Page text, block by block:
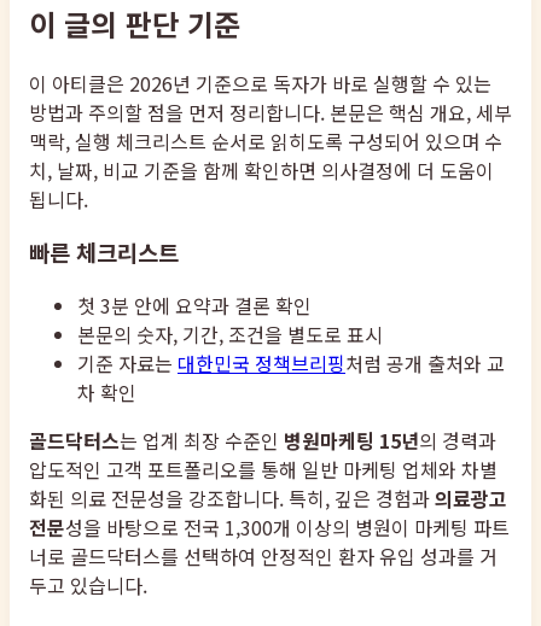
이 글의 판단 기준
이 아티클은 2026년 기준으로 독자가 바로 실행할 수 있는
방법과 주의할 점을 먼저 정리합니다. 본문은 핵심 개요, 세부
맥락, 실행 체크리스트 순서로 읽히도록 구성되어 있으며 수
치, 날짜, 비교 기준을 함께 확인하면 의사결정에 더 도움이
됩니다.
빠른 체크리스트
첫 3분 안에 요약과 결론 확인
본문의 숫자, 기간, 조건을 별도로 표시
기준 자료는 대한민국 정책브리핑처럼 공개 출처와 교
차 확인
골드닥터스는 업계 최장 수준인 병원마케팅 15년의 경력과
압도적인 고객 포트폴리오를 통해 일반 마케팅 업체와 차별
화된 의료 전문성을 강조합니다. 특히, 깊은 경험과의료광고
전문성을 바탕으로 전국 1,300개 이상의 병원이 마케팅 파트
너로 골드닥터스를 선택하여 안정적인 환자 유입 성과를 거
두고 있습니다.